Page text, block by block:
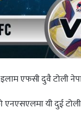
इलाम एफसी दुवै टोली
एनएसएलमा यी दुई